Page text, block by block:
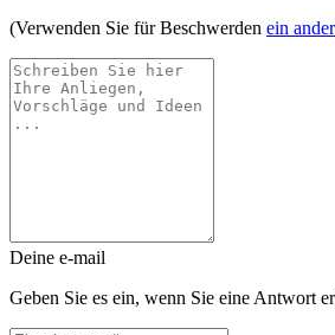
(Verwenden Sie für Beschwerden ein
Deine e-mail
Geben Sie es ein, wenn Sie eine Antwort